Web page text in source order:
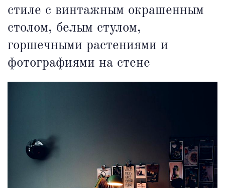
стиле с винтажным окрашенным
столом, белым стулом,
горшечными растениями и
фотографиями на стене